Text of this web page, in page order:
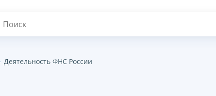
Деятельность ФНС России